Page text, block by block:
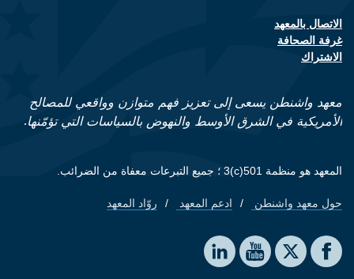
Footer contact links
الاتصال بالمعهد
غرفة الصحافة
الاشتراك
معهد واشنطن يسعى إلى تعزيز فهم متوازن وواقعي للمصالح
الأمريكية في الشرق الأوسط والنهوض بالسياسات التي تؤمّنها.
المعهد هو منظمة 501(c)3 ؛ جميع التبرعات معفاة من الضرائب.
Footer quick links
حول معهد واشنطن ادعم المعهد روّاد المعهد
Social media
The Washington Institute on Facebook
The Washington Institute on X
The Washington Institute on YouTube
The Washington Institute on LinkedIn